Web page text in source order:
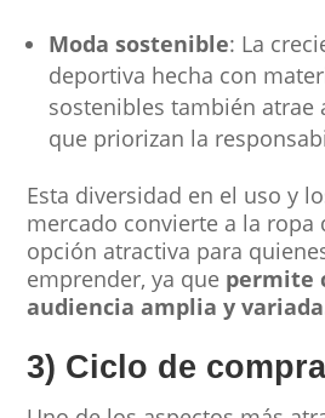
Moda sostenible: La
deportiva hecha con
sostenibles también atrae
que priorizan la
Esta diversidad en el uso y
mercado convierte a la ropa
opción atractiva para
emprender, ya que permite
audiencia amplia y
3) Ciclo de